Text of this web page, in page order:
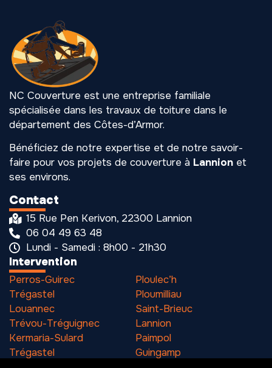
NC Couverture est une entreprise familiale
spécialisée dans les travaux de toiture dans le
département des Côtes-d’Armor.
Bénéficiez de notre expertise et de notre savoir-
faire pour vos projets de couverture à Lannion et
ses environs.
Intervention
Perros-Guirec
Trégastel
Louannec
Trévou-Tréguignec
Kermaria-Sulard
Trégastel
Ploulec’h
Ploumilliau
Saint-Brieuc
Lannion
Paimpol
Guingamp
Contact
15 Rue Pen Kerivon, 22300 Lannion
06 04 49 63 48
Lundi - Samedi : 8h00 - 21h30